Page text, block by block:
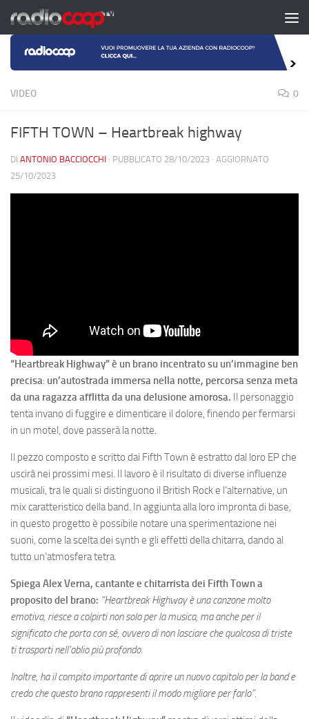
Salta al contenuto
VIDEO 0
FIFTH TOWN – Heartbreak highway
DI ANTONIO BACCIOCCHI · PUBBLICATO 28/10/2023 · AGGIORNATO
25/10/2023
“Heartbreak Highway” è un brano incentrato su un’immagine ben
precisa: un’autostrada immersa nella notte, percorsa senza meta
da una ragazza afflitta da una delusione amorosa. Il personaggio
tenta invano di fuggire e dimenticare il dolore, finendo per fermarsi
in un motel, dove passerà la notte.
Il pezzo composto e scritto dai Fifth Town è estratto dal loro EP che
uscirà nei prossimi mesi. Il lavoro è il risultato di diverse influenze
musicali, tra le quali si distinguono il British Rock e l’alternative, un
mix caratteristico della band. In aggiunta alla loro impronta di base,
in questo progetto è possibile notare una sperimentazione nei
suoni, come la scelta dei synth e gli effetti della chitarra, dando al
tutto un’atmosfera tetra.
Spiega Alex Verna, cantante e chitarrista dei Fifth Town a
proposito del brano: “Heartbreak Highway è una canzone molto
emotiva, riesce a colpirti non solo per la musica, ma anche per il
significato che porta con sé, ovvero di non lasciare che qualcosa di triste
ti trasporti nell’oblio più profondo.
Inoltre, ha il compito importante di aprire un nuovo capitolo per la band e
credo che questo brano rappresenti il modo migliore per farlo”.